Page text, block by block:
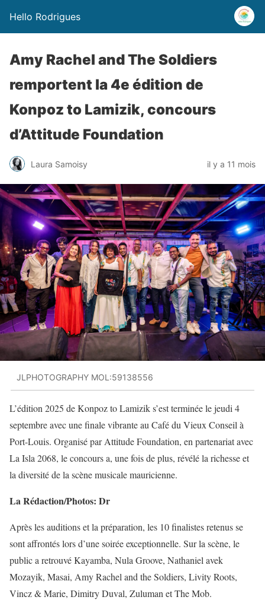
Hello Rodrigues
Amy Rachel and The Soldiers
remportent la 4e édition de
Konpoz to Lamizik, concours
d’Attitude Foundation
Laura Samoisy il y a 11 mois
JLPHOTOGRAPHY MOL:59138556
L’édition 2025 de Konpoz to Lamizik s’est terminée le jeudi 4
septembre avec une finale vibrante au Café du Vieux Conseil à
Port-Louis. Organisé par Attitude Foundation, en partenariat avec
La Isla 2068, le concours a, une fois de plus, révélé la richesse et
la diversité de la scène musicale mauricienne.
La Rédaction/Photos: Dr
Après les auditions et la préparation, les 10 finalistes retenus se
sont affrontés lors d’une soirée exceptionnelle. Sur la scène, le
public a retrouvé Kayamba, Nula Groove, Nathaniel avek
Mozayik, Masai, Amy Rachel and the Soldiers, Livity Roots,
Vincz & Marie, Dimitry Duval, Zuluman et The Mob.